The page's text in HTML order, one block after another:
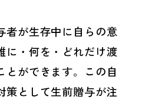
者が生存中に自らの意
に・何を・どれだけ渡
とができます。この自
策として生前贈与が注